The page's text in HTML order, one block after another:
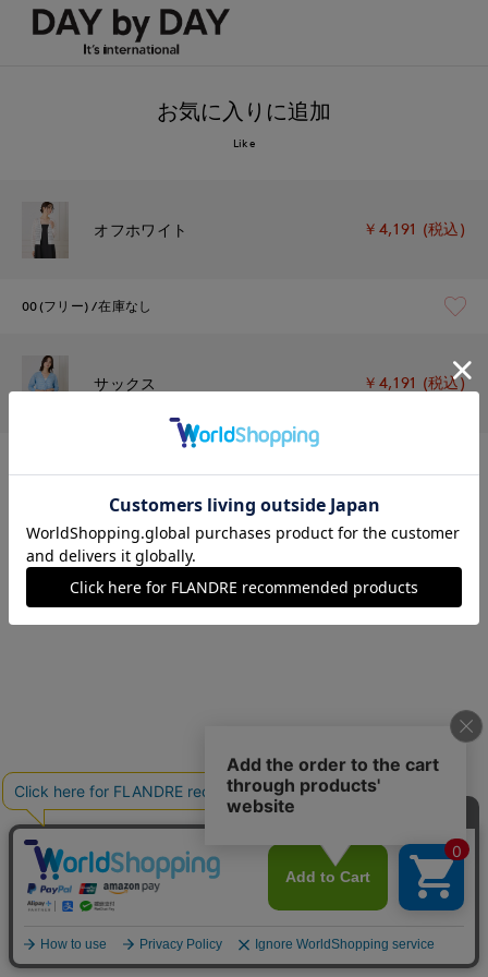
お気に入りに追加
Like
オフホワイト ￥4,191 (税込)
00(フリー) 在庫なし
サックス ￥4,191 (税込)